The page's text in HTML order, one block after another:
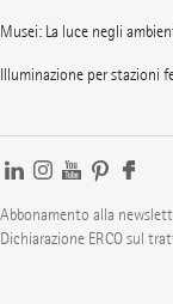
Musei: La luce negli
Illuminazione per stazioni
Abbonamento alla
Dichiarazione ERCO sul